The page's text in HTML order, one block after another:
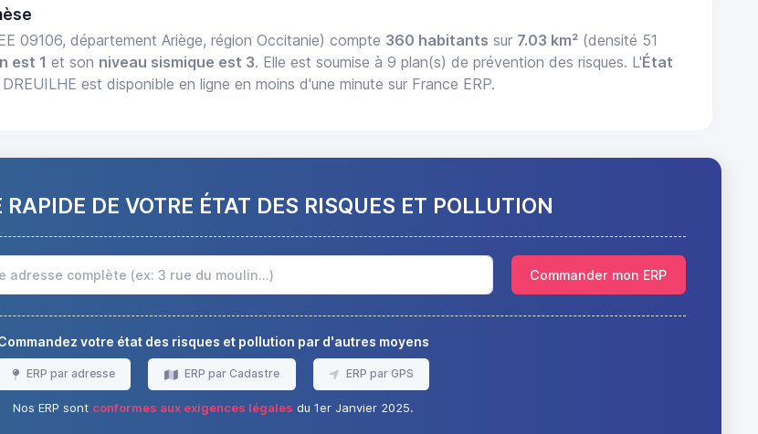
09106, département Ariège, région Occitanie) compte 360 habitants sur 7.03 km² (densité 51
est 1 et son niveau sismique est 3. Elle est soumise à 9 plan(s) de prévention des risques. L'État
est disponible en ligne en moins d'une minute sur France ERP.
DE VOTRE ÉTAT DES RISQUES ET POLLUTION
Commander mon ERP
votre état des risques et pollution par d'autres moyens
ERP par adresse ERP par Cadastre ERP par GPS
Nos ERP sont conformes aux exigences légales du 1er Janvier 2025.